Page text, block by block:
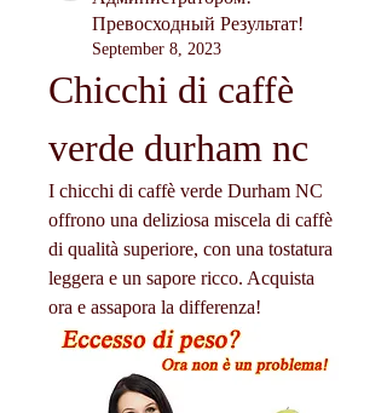
Превосходный Результат!
September 8, 2023
Chicchi di caffè
verde durham nc
I chicchi di caffè verde Durham NC
offrono una deliziosa miscela di caffè
di qualità superiore, con una tostatura
leggera e un sapore ricco. Acquista
ora e assapora la differenza!